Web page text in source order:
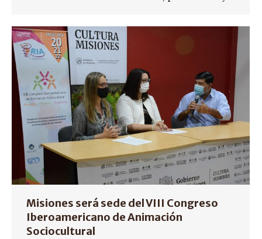
Misiones será sede del VIII Congreso
Iberoamericano de Animación
Sociocultural